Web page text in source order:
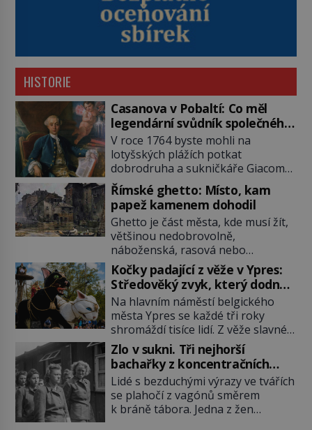
HISTORIE
Casanova v Pobaltí: Co měl
legendární svůdník společného
se svobodnými zednáři?
V roce 1764 byste mohli na
lotyšských plážích potkat
dobrodruha a sukničkáře Giacoma
Casanovu. Jeho cesta k Baltskému
moři však nebyla turistickým
výletem, ale ryze pracovní cestou
se zištnými úmysly. Jaký cíl
Casanova sledoval, když se
například procházel uličkami
lotyšské Rigy? Casanova v Pobaltí
kontaktoval tamní zednářské lóže.
Nebyl v této oblasti žádným
nováčkem, protože do zednářské
[…]
Římské ghetto: Místo, kam
papež kamenem dohodil
Ghetto je část města, kde musí žít,
většinou nedobrovolně,
náboženská, rasová nebo
národnostní menšina obyvatel.
Bohaté historické zkušenosti mají s
takovým životem Židé. Už od
středověku jsou totiž v každou
chvíli nuceni v nějakém žít. Mezi ty
nejslavnější patří i římské ghetto
založené v roce 1555. Pokud jde o
vztah k Židům, nemá se Řím čím
chlubit. […]
Kočky padající z věže v Ypres:
Středověký zvyk, který dodnes
budí rozpaky
Na hlavním náměstí belgického
města Ypres se každé tři roky
shromáždí tisíce lidí. Z věže slavné
tržnice létají do davu kočky, diváci
jásají a snaží se je chytit. Naštěstí
už nejde o živá zvířata, ale jenom o
plyšové suvenýry. Kdysi to ale bylo
jinak. Tato veselá podívaná
připomíná jeden z nejpodivnějších
Zlo v sukni. Tři nejhorší
bachařky z koncentračních
táborů
Lidé s bezduchými výrazy ve tvářích
se plahočí z vagónů směrem
k bráně tábora. Jedna z žen